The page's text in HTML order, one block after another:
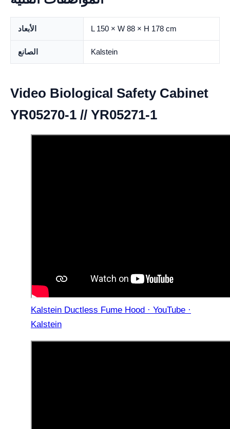
الأبعاد L 150 × W 88 × H 178 cm
الصانع Kalstein
Video Biological Safety Cabinet
YR05270-1 // YR05271-1
Kalstein Ductless Fume Hood · YouTube ·
Kalstein